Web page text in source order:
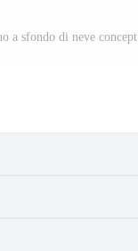
a sfondo di neve concept